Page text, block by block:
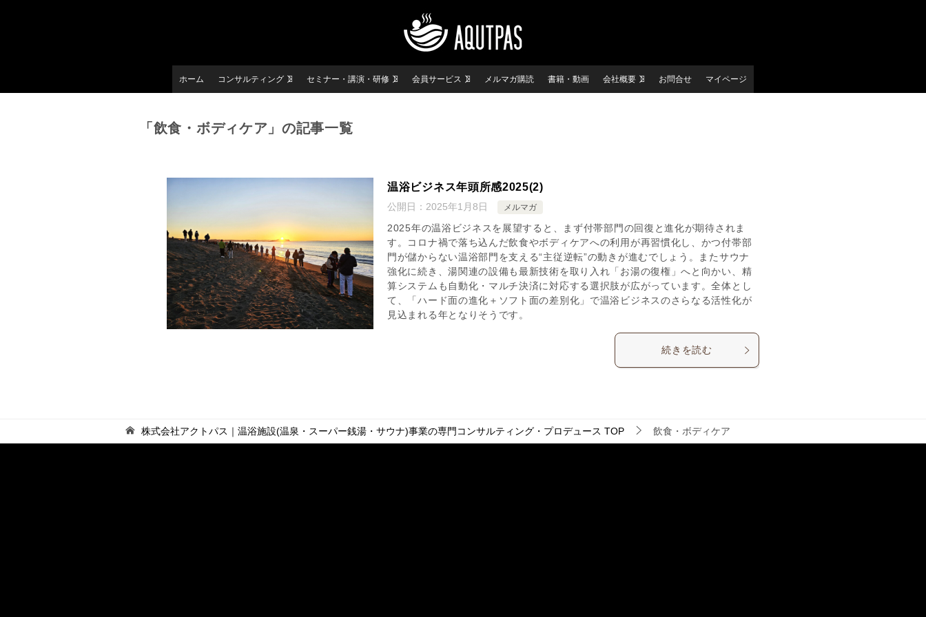
ホーム コンサルティング セミナー・講演・研修 会員サービス メルマガ購読 書籍・動画 会社概要 お問合せ マイページ
「飲食・ボディケア」の記事一覧
温浴ビジネス年頭所感2025(2)
公開日： 2025年1月8日 メルマガ
2025年の温浴ビジネスを展望すると、まず付帯部門の回復と進化が期待されま
す。コロナ禍で落ち込んだ飲食やボディケアへの利用が再習慣化し、かつ付帯部
門が儲からない温浴部門を支える“主従逆転”の動きが進むでしょう。またサウナ
強化に続き、湯関連の設備も最新技術を取り入れ「お湯の復権」へと向かい、精
算システムも自動化・マルチ決済に対応する選択肢が広がっています。全体とし
て、「ハード面の進化＋ソフト面の差別化」で温浴ビジネスのさらなる活性化が
見込まれる年となりそうです。
続きを読む
株式会社アクトパス｜温浴施設(温泉・スーパー銭湯・サウナ)事業の専門コンサルティング・プロデュース TOP 飲食・ボディケア